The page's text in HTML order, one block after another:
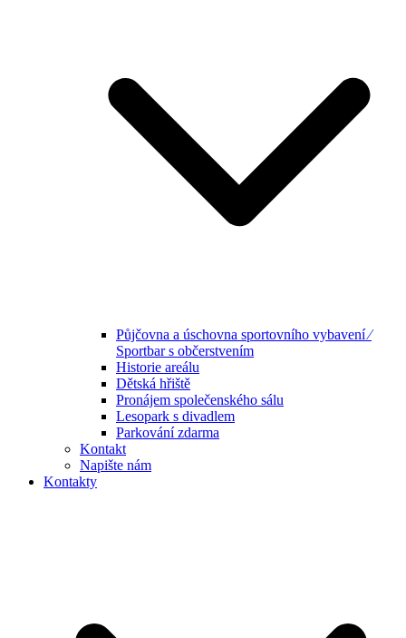
Půjčovna a úschovna sportovního vybavení ⁄
Sportbar s občerstvením
Historie areálu
Dětská hřiště
Pronájem společenského sálu
Lesopark s divadlem
Parkování zdarma
Kontakt
Napište nám
Kontakty